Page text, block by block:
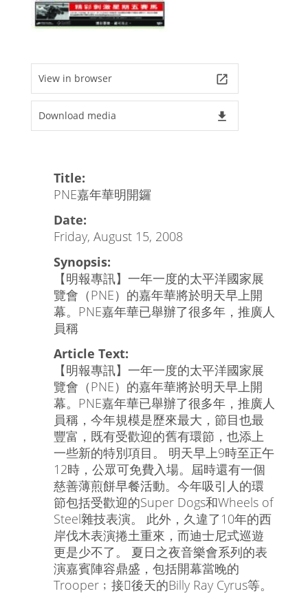
View in browser launch
Download media file_download
Title:
PNE嘉年華明開鑼
Date:
Friday, August 15, 2008
Synopsis:
【明報專訊】一年一度的太平洋國家展
覽會（PNE）的嘉年華將於明天早上開
幕。PNE嘉年華已舉辦了很多年，推廣人
員稱
Article Text:
【明報專訊】一年一度的太平洋國家展
覽會（PNE）的嘉年華將於明天早上開
幕。PNE嘉年華已舉辦了很多年，推廣人
員稱，今年規模是歷來最大，節目也最
豐富，既有受歡迎的舊有環節，也添上
一些新的特別項目。 明天早上9時至正午
12時，公眾可免費入場。屆時還有一個
慈善薄煎餅早餐活動。今年吸引人的環
節包括受歡迎的Super Dogs和Wheels of
Steel雜技表演。 此外，久違了10年的西
岸伐木表演捲土重來，而迪士尼式巡遊
更是少不了。 夏日之夜音樂會系列的表
演嘉賓陣容鼎盛，包括開幕當晚的
Trooper﹔接後天的Billy Ray Cyrus等。